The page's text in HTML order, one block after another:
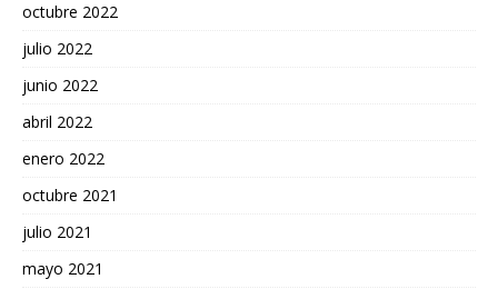
octubre 2022
julio 2022
junio 2022
abril 2022
enero 2022
octubre 2021
julio 2021
mayo 2021